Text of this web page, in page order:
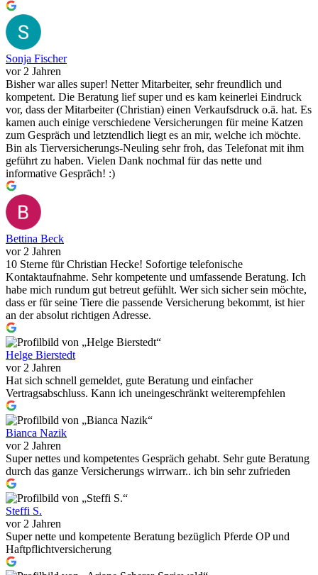
Sonja Fischer
vor 2 Jahren
Bisher war alles super! Netter Mitarbeiter, sehr freundlich und
kompetent. Die Beratung lief super und es kam keinerlei Eindruck
vor, dass der Mitarbeiter (Christian) einen Verkaufsdruck o.ä. hat. Es
kamen auch einige verschiedene Versicherungen für meine Katzen
zum Gespräch und letztendlich liegt es an mir, welche ich möchte.
Bin als Tierversicherungs-Neuling sehr froh, das Telefonat mit ihm
geführt zu haben. Vielen Dank nochmal für das nette und
informative Gespräch! :)
Bettina Beck
vor 2 Jahren
10 Sterne für Christian Hecke! Sofortige telefonische
Kontaktaufnahme. Sehr kompetente und umfassende Beratung. Ich
habe mich rundum gut betreut gefühlt. Wer sich sicher sein möchte,
dass er für seine Tiere die passende Versicherung bekommt, ist hier
an der absolut richtigen Adresse.
Helge Bierstedt
vor 2 Jahren
Hat sich schnell gemeldet, gute Beratung und einfacher
Vertragsabschluss. Kann ich uneingeschränkt weiterempfehlen
Bianca Nazik
vor 2 Jahren
Super nettes und kompetentes Gespräch gehabt. Sehr gute Beratung
durch das ganze Versicherungs wirrwarr.. ich bin sehr zufrieden
Steffi S.
vor 2 Jahren
Super nette und kompetente Beratung bezüglich Pferde OP und
Haftpflichtversicherung